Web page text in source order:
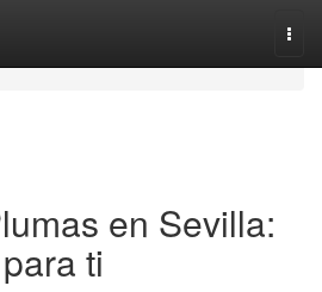
en Sevilla:
ti